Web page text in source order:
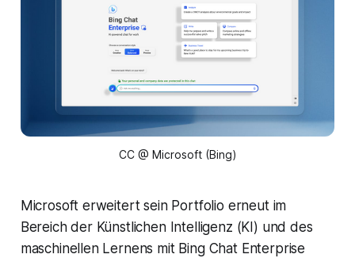
CC @ Microsoft (Bing)
Microsoft erweitert sein Portfolio erneut im
Bereich der Künstlichen Intelligenz (KI) und des
maschinellen Lernens mit Bing Chat Enterprise